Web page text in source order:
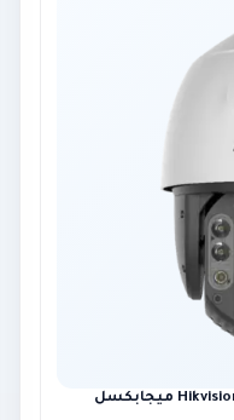
كاميرا Hikvision DS-2DE7A825IW-AEB-T5 — 8 ميجابكسل